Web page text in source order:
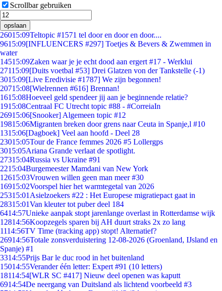
Scrollbar gebruiken
opslaan
26015:09Teltopic #1571 tel door en door en door....
9615:09[INFLUENCERS #297] Toetjes & Bevers & Zwemmen in
water
14515:09Zaken waar je je echt dood aan ergert #17 - Werklui
27115:09[Duits voetbal #53] Drei Glatzen von der Tankstelle (-1)
3015:09[Live Eredivisie #1787] We zijn begonnen!
20715:08[Wielrennen #616] Brennan!
1615:08Hoeveel geld spendeer jij aan je beginnende relatie?
1915:08Centraal FC Utrecht topic #88 - #CorreiaIn
26915:06[Snooker] Algemeen topic #12
19815:06Migranten breken door grens naar Ceuta in Spanje,l #10
1315:06[Dagboek] Veel aan hoofd - Deel 28
23015:05Tour de France femmes 2026 #5 Lollergps
3015:05Ariana Grande verlaat de spotlight.
27315:04Russia vs Ukraine #91
2215:04Burgemeester Mamdani van New York
12615:03Vrouwen willen geen man meer #30
16915:02Voorspel hier het warmtegetal van 2026
25315:01 Asielzoekers #22 : Het Europese migratiepact gaat in
28315:01Van kleuter tot puber deel 184
6414:57Unieke aanpak stopt jarenlange overlast in Rotterdamse wijk
12814:56Koopzegels sparen bij AH duurt straks 2x zo lang
1114:56TV Time (tracking app) stopt! Alternatief?
26914:56Totale zonsverduistering 12-08-2026 (Groenland, IJsland en
Spanje) #1
3314:55Prijs Bar le duc rood in het buitenland
15014:55Verander één letter: Expert #91 (10 letters)
18114:54[WLR SC #417] Nieuw deel openen was kaputt
6914:54De neergang van Duitsland als lichtend voorbeeld #3